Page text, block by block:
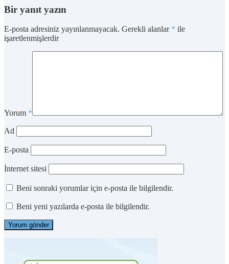
Bir yanıt yazın
E-posta adresiniz yayınlanmayacak. Gerekli alanlar * ile
işaretlenmişlerdir
Yorum *
Ad
E-posta
İnternet sitesi
Beni sonraki yorumlar için e-posta ile bilgilendir.
Beni yeni yazılarda e-posta ile bilgilendir.